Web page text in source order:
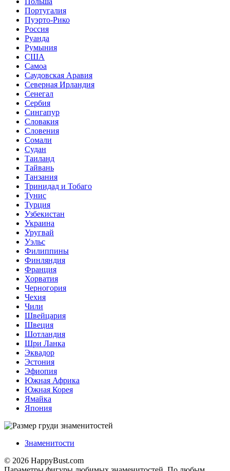
Португалия
Пуэрто-Рико
Россия
Руанда
Румыния
США
Самоа
Саудовская Аравия
Северная Ирландия
Сенегал
Сербия
Сингапур
Словакия
Словения
Сомали
Судан
Таиланд
Тайвань
Танзания
Тринидад и Тобаго
Тунис
Турция
Узбекистан
Украина
Уругвай
Уэльс
Филиппины
Финляндия
Франция
Хорватия
Черногория
Чехия
Чили
Швейцария
Швеция
Шотландия
Шри Ланка
Эквадор
Эстония
Эфиопия
Южная Африка
Южная Корея
Ямайка
Япония
Знаменитости
© 2026 HappyBust.com